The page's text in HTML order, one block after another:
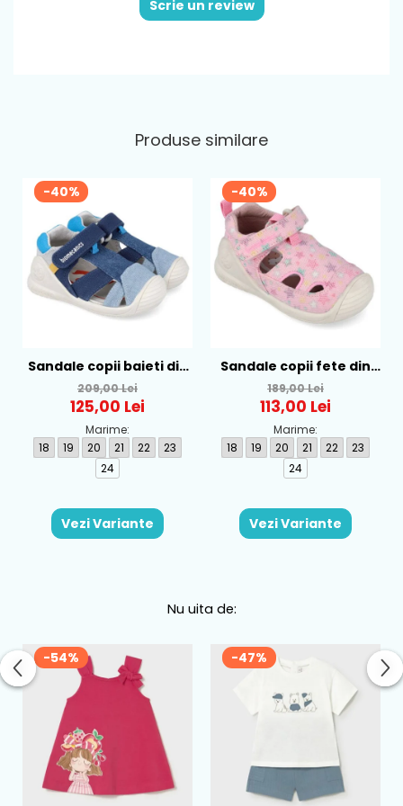
Sistem de inchidere: 2 benzi velcro pentru
Scrie un review
Produse similare
-40%
Sandale copii baieti din
textil Biomecanics,
Albastru - 262186-A008
209,00 Lei
125,00 Lei
Marime:
18
19 20 21 22
23
24
Vezi Variante
-40%
Sandale copii fete din
textil Biomecanics, Roz -
262177-A032
189,00 Lei
113,00 Lei
Marime:
18
19 20 21 22
23
24
Vezi Variante
Nu uita de:
-54% -47%